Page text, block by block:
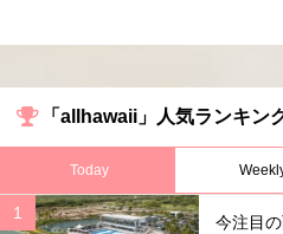
「allhawaii」人気ランキン
Today
今注目